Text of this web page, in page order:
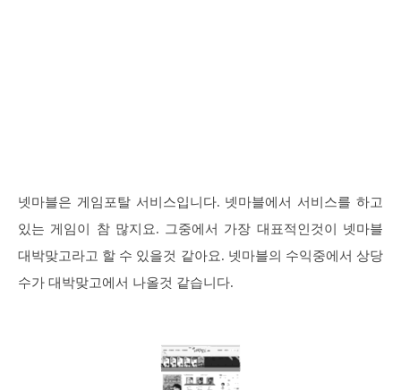
넷마블은 게임포탈 서비스입니다. 넷마블에서 서비스를 하고
있는 게임이 참 많지요. 그중에서 가장 대표적인것이 넷마블
대박맞고라고 할 수 있을것 같아요. 넷마블의 수익중에서 상당
수가 대박맞고에서 나올것 같습니다.